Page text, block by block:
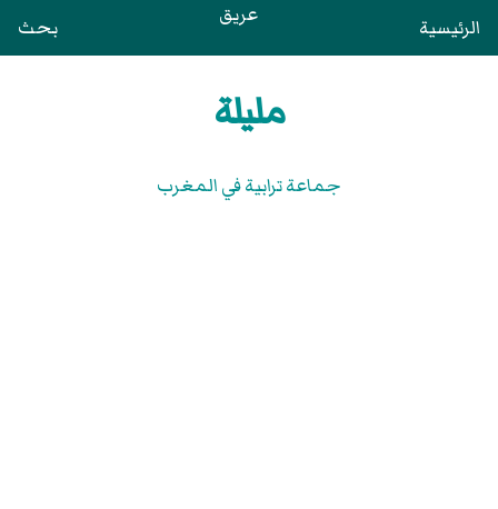
الرئيسية عريق بحث
مليلة
جماعة ترابية في المغرب